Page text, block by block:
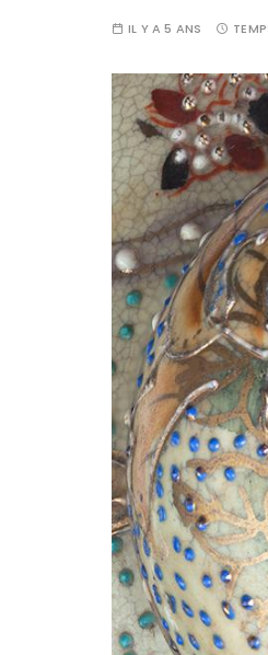
IL Y A 5 ANS